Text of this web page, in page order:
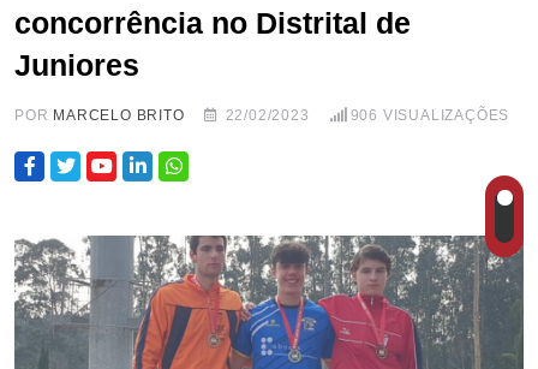
concorrência no Distrital de
Juniores
POR MARCELO BRITO 22/02/2023 906 VISUALIZAÇÕES